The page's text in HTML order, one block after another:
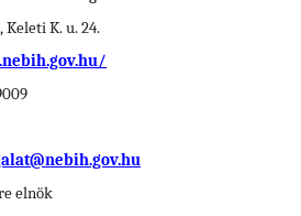
Keleti K. u. 24.
elnök